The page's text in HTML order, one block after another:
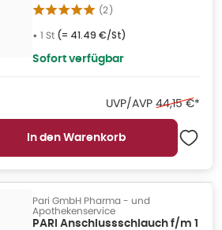
(2)
• 1 St (= 41.49 €/St)
Sofort verfügbar
UVP/AVP Ehemaliger
44,15 €*
In den Warenkorb
Pari GmbH Pharma - und
Apothekenservice
PARI Anschlussschlauch f/m 1